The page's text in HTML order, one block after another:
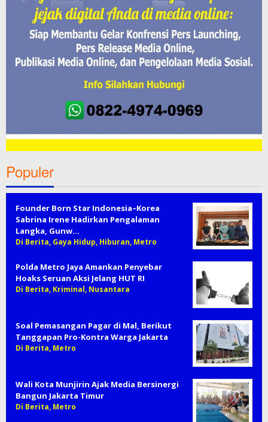
Populer
Founder Born Star Indonesia–Korea
Sabrina Irene Hadirkan Pengalaman
Langka, Gunw…
Di Berita, Gaya Hidup, Hiburan, Metro
Polda Metro Jaya Amankan Penyebar
Hoaks Seruan Aksi Jelang HUT RI
Di Berita, Kriminal, Nusantara
Soal Pemasangan Pagar di Mal, Berikut
Tanggapan Pro-Kontra Warga Jakarta
Di Berita, Metro
Wali Kota Munjirin Ajak Media Bersinergi
Bangun Jakarta Timur
Di Berita, Metro